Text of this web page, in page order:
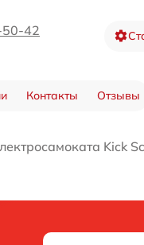
50-42
Контакты Отзывы
Kick